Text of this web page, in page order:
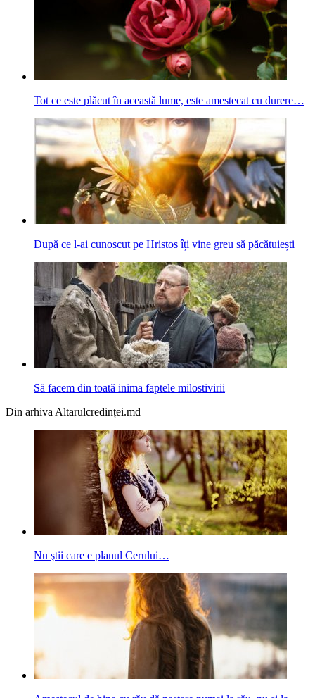
Tot ce este plăcut în această lume, este amestecat cu durere…
După ce l-ai cunoscut pe Hristos îți vine greu să păcătuiești
Să facem din toată inima faptele milostivirii
Din arhiva Altarulcredinței.md
Nu ştii care e planul Cerului…